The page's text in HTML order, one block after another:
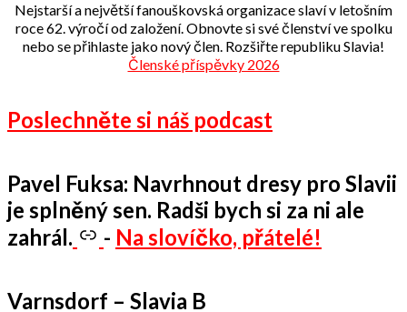
Nejstarší a největší fanouškovská organizace slaví v letošním
roce 62. výročí od založení. Obnovte si své členství ve spolku
nebo se přihlaste jako nový člen. Rozšiřte republiku Slavia!
Členské příspěvky 2026
Poslechněte si náš podcast
Pavel Fuksa: Navrhnout dresy pro Slavii
je splněný sen. Radši bych si za ni ale
zahrál.
- Na slovíčko, přátelé!
Varnsdorf – Slavia B